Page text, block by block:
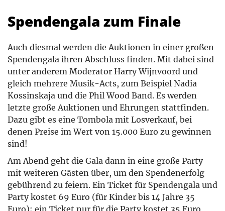
Spendengala zum Finale
Auch diesmal werden die Auktionen in einer großen
Spendengala ihren Abschluss finden. Mit dabei sind
unter anderem Moderator Harry Wijnvoord und
gleich mehrere Musik-Acts, zum Beispiel Nadia
Kossinskaja und die Phil Wood Band. Es werden
letzte große Auktionen und Ehrungen stattfinden.
Dazu gibt es eine Tombola mit Losverkauf, bei
denen Preise im Wert von 15.000 Euro zu gewinnen
sind!
Am Abend geht die Gala dann in eine große Party
mit weiteren Gästen über, um den Spendenerfolg
gebührend zu feiern. Ein Ticket für Spendengala und
Party kostet 69 Euro (für Kinder bis 14 Jahre 35
Euro); ein Ticket nur für die Party kostet 35 Euro.